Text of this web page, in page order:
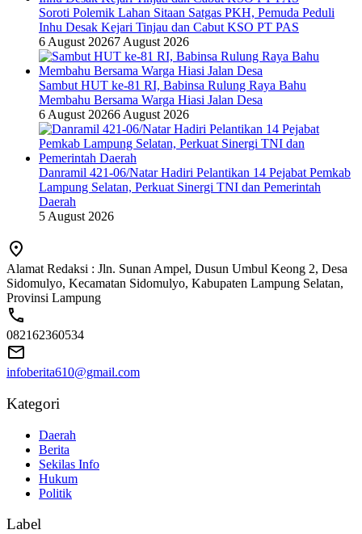
Soroti Polemik Lahan Sitaan Satgas PKH, Pemuda Peduli
Inhu Desak Kejari Tinjau dan Cabut KSO PT PAS
6 August 20267 August 2026
Sambut HUT ke-81 RI, Babinsa Rulung Raya Bahu
Membahu Bersama Warga Hiasi Jalan Desa
6 August 20266 August 2026
Danramil 421-06/Natar Hadiri Pelantikan 14 Pejabat Pemkab
Lampung Selatan, Perkuat Sinergi TNI dan Pemerintah
Daerah
5 August 2026
Alamat Redaksi : Jln. Sunan Ampel, Dusun Umbul Keong 2, Desa
Sidomulyo, Kecamatan Sidomulyo, Kabupaten Lampung Selatan,
Provinsi Lampung
082162360534
infoberita610@gmail.com
Kategori
Daerah
Berita
Sekilas Info
Hukum
Politik
Label